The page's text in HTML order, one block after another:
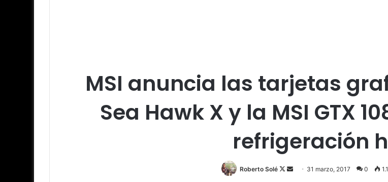
MSI anuncia las tarjetas
Sea Hawk X y la MSI GTX
refrigeración
Roberto Solé
F S
31 marzo, 2017 0